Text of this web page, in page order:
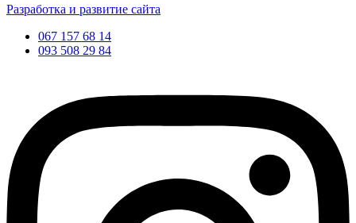
Разработка и развитие сайта
067 157 68 14
093 508 29 84